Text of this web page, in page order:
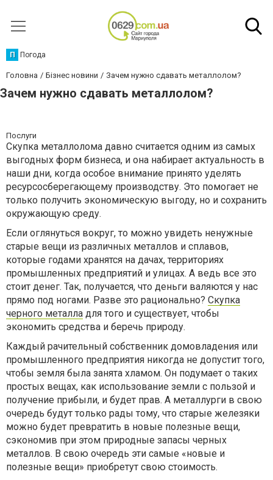
П Погода
Головна Бізнес новини Зачем нужно сдавать металлолом?
Зачем нужно сдавать металлолом?
Послуги
Скупка металлолома давно считается одним из самых
выгодных форм бизнеса, и она набирает актуальность в
наши дни, когда особое внимание принято уделять
ресурсосберегающему производству. Это помогает не
только получить экономическую выгоду, но и сохранить
окружающую среду.
Если оглянуться вокруг, то можно увидеть ненужные
старые вещи из различных металлов и сплавов,
которые годами хранятся на дачах, территориях
промышленных предприятий и улицах. А ведь все это
стоит денег. Так, получается, что деньги валяются у нас
прямо под ногами. Разве это рационально? Скупка
черного металла для того и существует, чтобы
экономить средства и беречь природу.
Каждый рачительный собственник домовладения или
промышленного предприятия никогда не допустит того,
чтобы земля была занята хламом. Он подумает о таких
простых вещах, как использование земли с пользой и
получение прибыли, и будет прав. А металлурги в свою
очередь будут только рады тому, что старые железяки
можно будет превратить в новые полезные вещи,
сэкономив при этом природные запасы черных
металлов. В свою очередь эти самые «новые и
полезные вещи» приобретут свою стоимость.